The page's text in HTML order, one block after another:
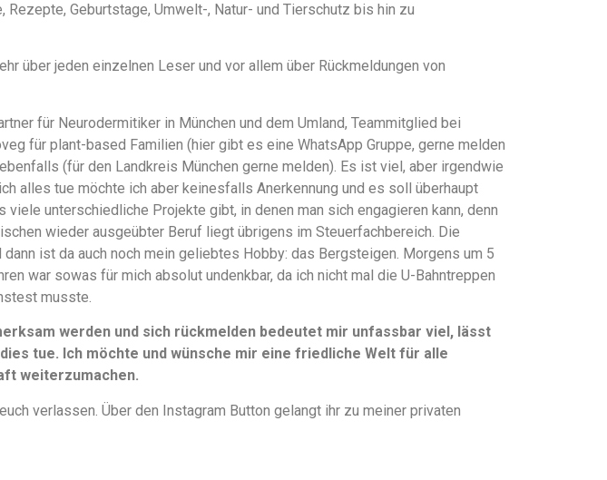
Geburtstage, Umwelt-, Natur- und Tierschutz bis hin zu
über jeden einzelnen Leser und vor allem über Rückmeldungen von
für Neurodermitiker in München und dem Umland, Teammitglied bei
für plant-based Familien (hier gibt es eine WhatsApp Gruppe, gerne melden
(für den Landkreis München gerne melden). Es ist viel, aber irgendwie
alles tue möchte ich aber keinesfalls Anerkennung und es soll überhaupt
unterschiedliche Projekte gibt, in denen man sich engagieren kann, denn
wieder ausgeübter Beruf liegt übrigens im Steuerfachbereich. Die
ist da auch noch mein geliebtes Hobby: das Bergsteigen. Morgens um 5
war sowas für mich absolut undenkbar, da ich nicht mal die U-Bahntreppen
musste.
werden und sich rückmelden bedeutet mir unfassbar viel, lässt
tue. Ich möchte und wünsche mir eine friedliche Welt für alle
weiterzumachen.
verlassen. Über den Instagram Button gelangt ihr zu meiner privaten